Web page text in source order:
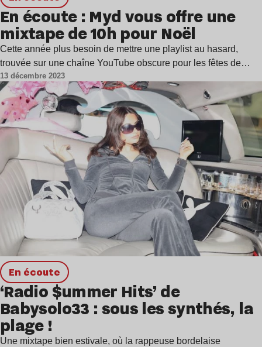
En écoute : Myd vous offre une
mixtape de 10h pour Noël
Cette année plus besoin de mettre une playlist au hasard,
trouvée sur une chaîne YouTube obscure pour les fêtes de…
13 décembre 2023
en écoute
‘Radio $ummer Hits’ de
Babysolo33 : sous les synthés, la
plage !
Une mixtape bien estivale, où la rappeuse bordelaise